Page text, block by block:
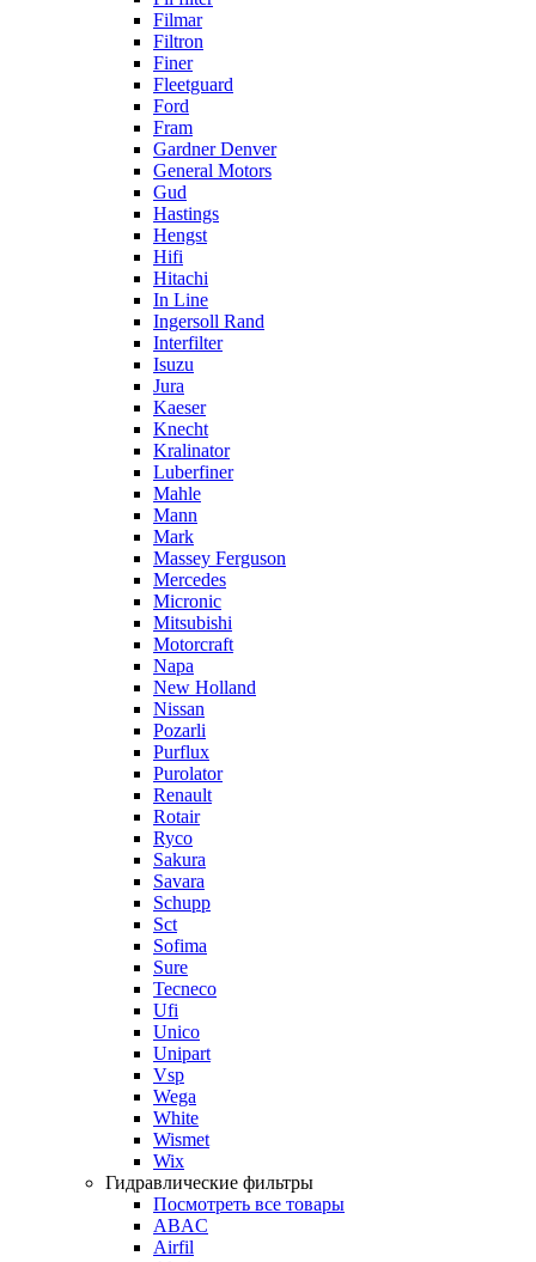
Filmar
Filtron
Finer
Fleetguard
Ford
Fram
Gardner Denver
General Motors
Gud
Hastings
Hengst
Hifi
Hitachi
In Line
Ingersoll Rand
Interfilter
Isuzu
Jura
Kaeser
Knecht
Kralinator
Luberfiner
Mahle
Mann
Mark
Massey Ferguson
Mercedes
Micronic
Mitsubishi
Motorcraft
Napa
New Holland
Nissan
Pozarli
Purflux
Purolator
Renault
Rotair
Ryco
Sakura
Savara
Schupp
Sct
Sofima
Sure
Tecneco
Ufi
Unico
Unipart
Vsp
Wega
White
Wismet
Wix
Гидравлические фильтры
Посмотреть все товары
ABAC
Airfil